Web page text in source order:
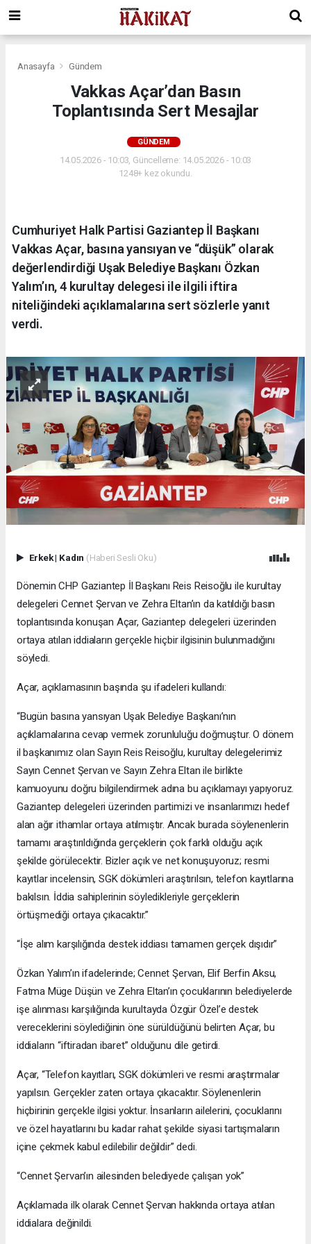
Anasayfa Gündem
Vakkas Açar’dan Basın
Toplantısında Sert Mesajlar
GÜNDEM
14.05.2026 - 10:03, Güncelleme: 14.05.2026 - 10:03
1248+ kez okundu.
Cumhuriyet Halk Partisi Gaziantep İl Başkanı
Vakkas Açar, basına yansıyan ve “düşük” olarak
değerlendirdiği Uşak Belediye Başkanı Özkan
Yalım’ın, 4 kurultay delegesi ile ilgili iftira
niteliğindeki açıklamalarına sert sözlerle yanıt
verdi.
Erkek| Kadın (Haberi Sesli Oku)
Dönemin CHP Gaziantep İl Başkanı Reis Reisoğlu ile kurultay
delegeleri Cennet Şervan ve Zehra Eltan’ın da katıldığı basın
toplantısında konuşan Açar, Gaziantep delegeleri üzerinden
ortaya atılan iddiaların gerçekle hiçbir ilgisinin bulunmadığını
söyledi.
Açar, açıklamasının başında şu ifadeleri kullandı:
“Bugün basına yansıyan Uşak Belediye Başkanı’nın
açıklamalarına cevap vermek zorunluluğu doğmuştur. O dönem
il başkanımız olan Sayın Reis Reisoğlu, kurultay delegelerimiz
Sayın Cennet Şervan ve Sayın Zehra Eltan ile birlikte
kamuoyunu doğru bilgilendirmek adına bu açıklamayı yapıyoruz.
Gaziantep delegeleri üzerinden partimizi ve insanlarımızı hedef
alan ağır ithamlar ortaya atılmıştır. Ancak burada söylenenlerin
tamamı araştırıldığında gerçeklerin çok farklı olduğu açık
şekilde görülecektir. Bizler açık ve net konuşuyoruz; resmi
kayıtlar incelensin, SGK dökümleri araştırılsın, telefon kayıtlarına
bakılsın. İddia sahiplerinin söyledikleriyle gerçeklerin
örtüşmediği ortaya çıkacaktır.”
“İşe alım karşılığında destek iddiası tamamen gerçek dışıdır”
Özkan Yalım’ın ifadelerinde; Cennet Şervan, Elif Berfin Aksu,
Fatma Müge Düşün ve Zehra Eltan’ın çocuklarının belediyelerde
işe alınması karşılığında kurultayda Özgür Özel’e destek
vereceklerini söylediğinin öne sürüldüğünü belirten Açar, bu
iddiaların “iftiradan ibaret” olduğunu dile getirdi.
Açar, “Telefon kayıtları, SGK dökümleri ve resmi araştırmalar
yapılsın. Gerçekler zaten ortaya çıkacaktır. Söylenenlerin
hiçbirinin gerçekle ilgisi yoktur. İnsanların ailelerini, çocuklarını
ve özel hayatlarını bu kadar rahat şekilde siyasi tartışmaların
içine çekmek kabul edilebilir değildir” dedi.
“Cennet Şervan’ın ailesinden belediyede çalışan yok”
Açıklamada ilk olarak Cennet Şervan hakkında ortaya atılan
iddialara değinildi.